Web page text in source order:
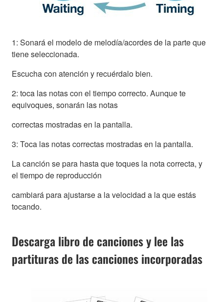
1: Sonará el modelo de melodía/acordes de la parte que
tiene seleccionada.
Escucha con atención y recuérdalo bien.
2: toca las notas con el tiempo correcto. Aunque te
equivoques, sonarán las notas
correctas mostradas en la pantalla.
3: Toca las notas correctas mostradas en la pantalla.
La canción se para hasta que toques la nota correcta, y
el tiempo de reproducción
cambiará para ajustarse a la velocidad a la que estás
tocando.
Descarga libro de canciones y lee las
partituras de las canciones incorporadas